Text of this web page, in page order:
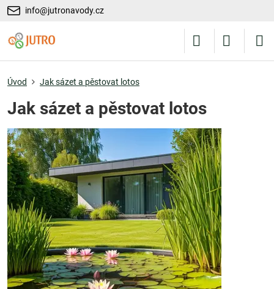
info@jutronavody.cz
Úvod Jak sázet a pěstovat lotos
Jak sázet a pěstovat lotos